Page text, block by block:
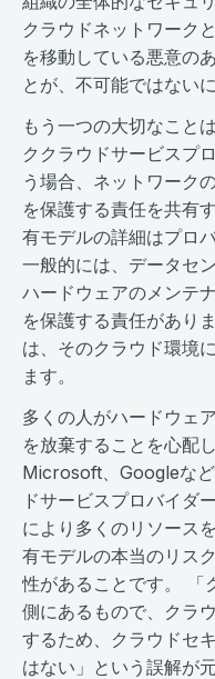
クラウドネットワーク
を移動している悪意の
とが、不可能ではない
もう一つの大切なこと
ククラウドサービスプ
う場合、ネットワーク
を保護する責任を共有
有モデルの詳細はプロ
一般的には、データセ
ハードウェアのメンテ
を保護する責任があり
は、そのクラウド環境
ます。
多くの人がハードウェ
を放棄することを心配
Microsoft、Googleな
ドサービスプロバイダ
により多くのリソース
有モデルの本当のリス
性があることです。 「
側にあるもので、クラ
するため、クラウドセ
はない」という誤解が